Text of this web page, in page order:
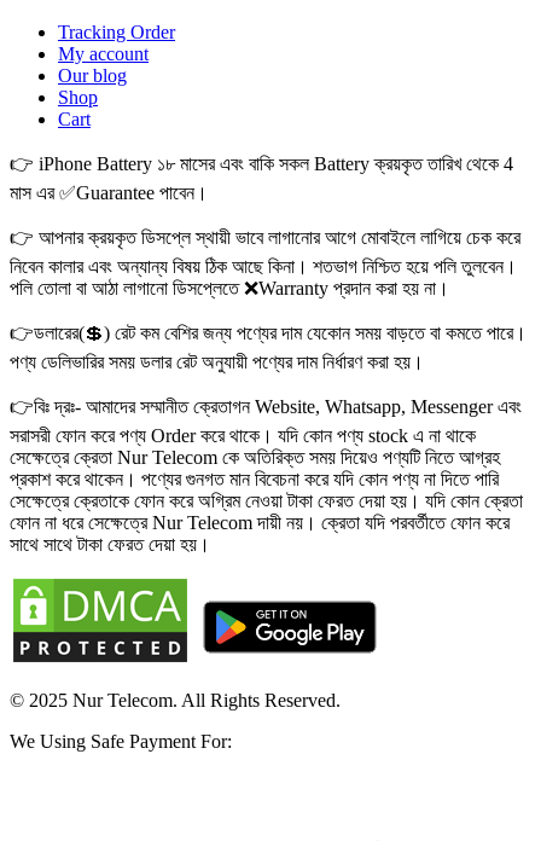
Tracking Order
My account
Our blog
Shop
Cart
👉 iPhone Battery ১৮ মাসের এবং বাকি সকল Battery ক্রয়কৃত তারিখ থেকে 4
মাস এর ✅Guarantee পাবেন।
👉 আপনার ক্রয়কৃত ডিসপ্লে স্থায়ী ভাবে লাগানোর আগে মোবাইলে লাগিয়ে চেক করে
নিবেন কালার এবং অন্যান্য বিষয় ঠিক আছে কিনা। শতভাগ নিশ্চিত হয়ে পলি তুলবেন।
পলি তোলা বা আঠা লাগানো ডিসপ্লেতে ❌Warranty প্রদান করা হয় না।
👉ডলারের(💲) রেট কম বেশির জন্য পণ্যের দাম যেকোন সময় বাড়তে বা কমতে পারে।
পণ্য ডেলিভারির সময় ডলার রেট অনুযায়ী পণ্যের দাম নির্ধারণ করা হয়।
👉বিঃ দ্রঃ- আমাদের সম্মানীত ক্রেতাগন Website, Whatsapp, Messenger এবং
সরাসরী ফোন করে পণ্য Order করে থাকে। যদি কোন পণ্য stock এ না থাকে
সেক্ষেত্রে ক্রেতা Nur Telecom কে অতিরিক্ত সময় দিয়েও পণ্যটি নিতে আগ্রহ
প্রকাশ করে থাকেন। পণ্যের গুনগত মান বিবেচনা করে যদি কোন পণ্য না দিতে পারি
সেক্ষেত্রে ক্রেতাকে ফোন করে অগ্রিম নেওয়া টাকা ফেরত দেয়া হয়। যদি কোন ক্রেতা
ফোন না ধরে সেক্ষেত্রে Nur Telecom দায়ী নয়। ক্রেতা যদি পরবর্তীতে ফোন করে
সাথে সাথে টাকা ফেরত দেয়া হয়।
© 2025 Nur Telecom. All Rights Reserved.
We Using Safe Payment For: